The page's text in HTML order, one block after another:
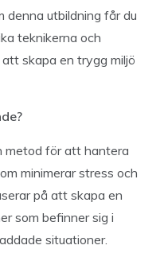
denna utbildning får du
teknikerna och
skapa en trygg miljö
metod för att hantera
minimerar stress och
på att skapa en
som befinner sig i
situationer.